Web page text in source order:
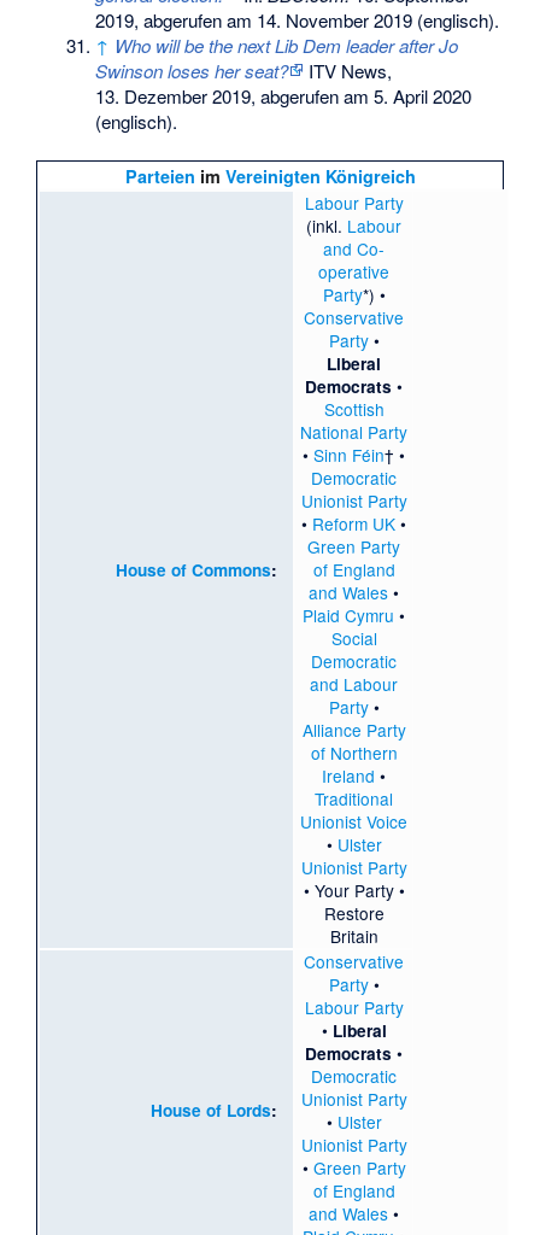
2019, abgerufen am 14. November 2019 (englisch).
↑ Who will be the next Lib Dem leader after Jo
Swinson loses her seat?
ITV News,
13. Dezember 2019, abgerufen am 5. April 2020
(englisch).
Parteien im Vereinigten Königreich
House of Commons:
Labour Party
(inkl. Labour
and Co-
operative
Party*) •
Conservative
Party•
Liberal
Democrats •
Scottish
National Party
•Sinn Féin† •
Democratic
Unionist Party
• Reform UK •
Green Party
of England
and Wales •
Plaid Cymru •
Social
Democratic
and Labour
Party•
Alliance Party
of Northern
Ireland •
Traditional
Unionist Voice
• Ulster
Unionist Party
• Your Party•
Restore
Britain
House of Lords:
Conservative
Party•
Labour Party
• Liberal
Democrats •
Democratic
Unionist Party
• Ulster
Unionist Party
• Green Party
of England
and Wales •